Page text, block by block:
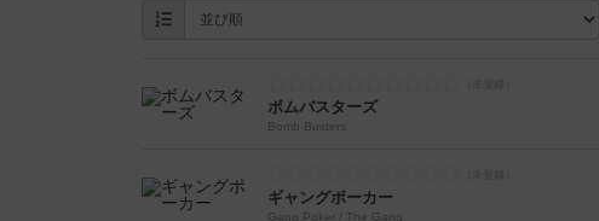
ボムバスターズ
Bomb Busters
ギャングポーカー
Gang Poker / The Gang